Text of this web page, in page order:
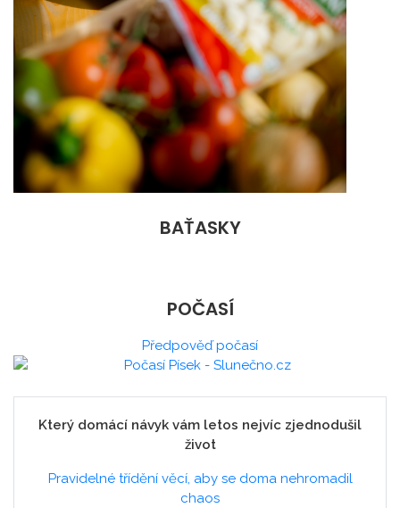
BAŤASKY
POČASÍ
Předpověď počasí
Který domácí návyk vám letos nejvíc zjednodušil
život
Pravidelné třídění věcí, aby se doma nehromadil
chaos